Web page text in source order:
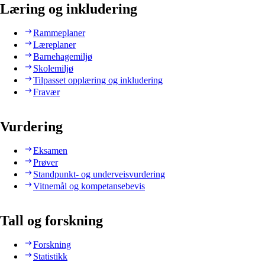
Læring og inkludering
Rammeplaner
Læreplaner
Barnehagemiljø
Skolemiljø
Tilpasset opplæring og inkludering
Fravær
Vurdering
Eksamen
Prøver
Standpunkt- og underveisvurdering
Vitnemål og kompetansebevis
Tall og forskning
Forskning
Statistikk